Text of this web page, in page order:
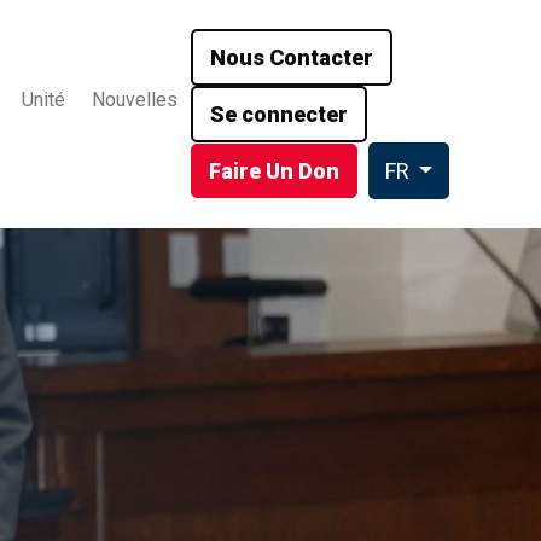
Unité Nouvelles
Nous Contacter
Se connecter
Faire Un Don FR